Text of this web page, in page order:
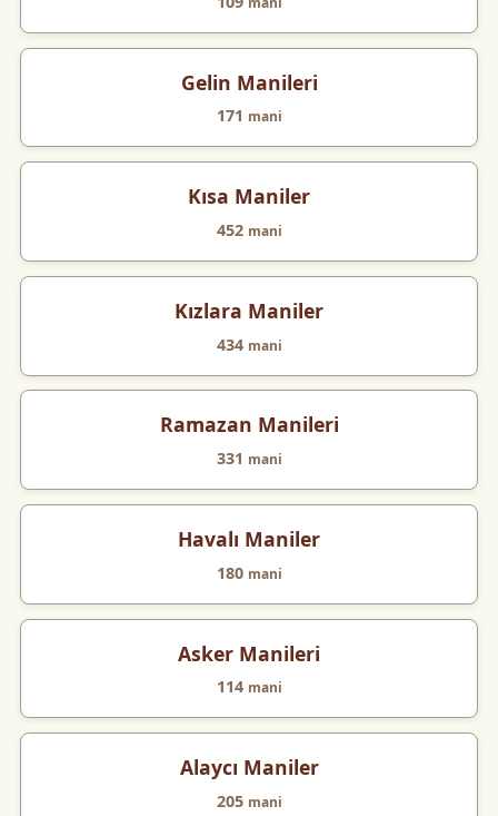
Gelin Manileri
171 mani
Kısa Maniler
452 mani
Kızlara Maniler
434 mani
Ramazan Manileri
331 mani
Havalı Maniler
180 mani
Asker Manileri
114 mani
Alaycı Maniler
205 mani